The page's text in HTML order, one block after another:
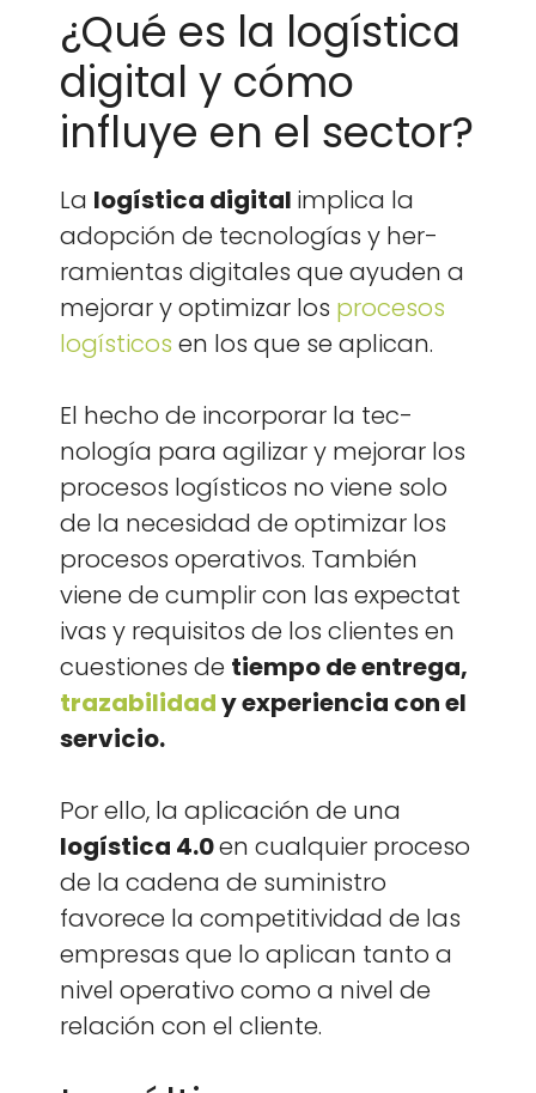
¿Qué es la logística
digital y cómo
influye en el sector?
La logís­ti­ca dig­i­tal impli­ca la
adop­ción de tec­nologías y her­
ramien­tas dig­i­tales que ayu­den a
mejo­rar y opti­mizar los pro­ce­sos
logís­ti­cos en los que se apli­can.
El hecho de incor­po­rar la tec­
nología para agilizar y mejo­rar los
pro­ce­sos logís­ti­cos no viene solo
de la necesi­dad de opti­mizar los
pro­ce­sos oper­a­tivos. Tam­bién
viene de cumplir con las expec­ta­t
i­vas y req­ui­si­tos de los clientes en
cues­tiones de tiem­po de entre­ga,
traz­abil­i­dady expe­ri­en­cia con el
ser­vi­cio.
Por ello, la apli­cación de una
logís­ti­ca 4.0en cualquier pro­ce­so
de la cade­na de sum­in­istro
favorece la com­pet­i­tivi­dad de las
empre­sas que lo apli­can tan­to a
niv­el oper­a­ti­vo como a niv­el de
relación con el cliente.